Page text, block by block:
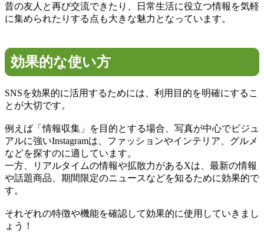
昔の友人と再び交流できたり、日常生活に役立つ情報を気軽
に集められたりする点も大きな魅力となっています。
効果的な使い方
SNSを効果的に活用するためには、利用目的を明確にするこ
とが大切です。
例えば「情報収集」を目的とする場合、写真が中心でビジュ
アルに強いInstagramは、ファッションやインテリア、グルメ
などを探すのに適しています。
一方、リアルタイムの情報や拡散力があるXは、最新の情報
や話題商品、期間限定のニュースなどを知るために効果的で
す。
それぞれの特徴や機能を確認して効果的に使用していきまし
ょう！